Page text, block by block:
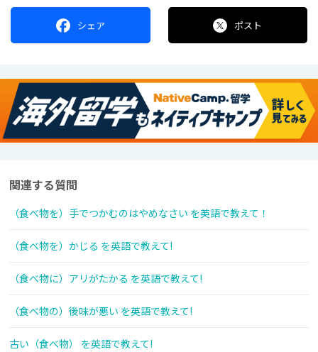
シェア ポスト
関連する質問
（食べ物を）手でつかむのはやめなさい を英語で教えて！
（食べ物を）かじる を英語で教えて!
（食べ物に）アリがたかる を英語で教えて!
（食べ物の）後味が悪い を英語で教えて!
古い（食べ物） を英語で教えて!